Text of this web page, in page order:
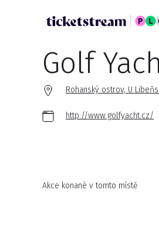
Golf
Rohanský ostrov, U
http://www.golfyacht.cz/
Akce konané v tomto místě